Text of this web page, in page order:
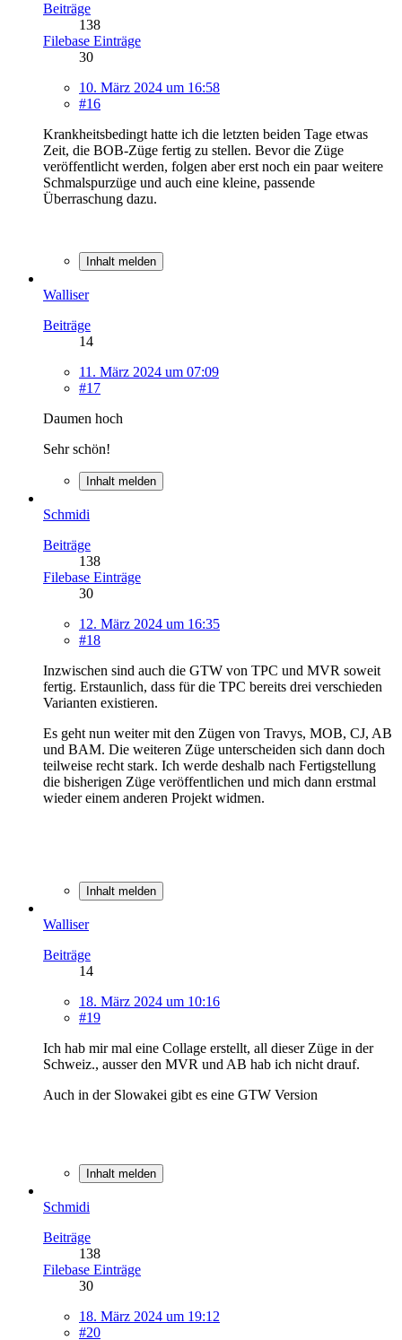
Beiträge
138
Filebase Einträge
30
10. März 2024 um 16:58
#16
Krankheitsbedingt hatte ich die letzten beiden Tage etwas
Zeit, die BOB-Züge fertig zu stellen. Bevor die Züge
veröffentlicht werden, folgen aber erst noch ein paar weitere
Schmalspurzüge und auch eine kleine, passende
Überraschung dazu.
Inhalt melden
Walliser
Beiträge
14
11. März 2024 um 07:09
#17
Daumen hoch
Sehr schön!
Inhalt melden
Schmidi
Beiträge
138
Filebase Einträge
30
12. März 2024 um 16:35
#18
Inzwischen sind auch die GTW von TPC und MVR soweit
fertig. Erstaunlich, dass für die TPC bereits drei verschieden
Varianten existieren.
Es geht nun weiter mit den Zügen von Travys, MOB, CJ, AB
und BAM. Die weiteren Züge unterscheiden sich dann doch
teilweise recht stark. Ich werde deshalb nach Fertigstellung
die bisherigen Züge veröffentlichen und mich dann erstmal
wieder einem anderen Projekt widmen.
Inhalt melden
Walliser
Beiträge
14
18. März 2024 um 10:16
#19
Ich hab mir mal eine Collage erstellt, all dieser Züge in der
Schweiz., ausser den MVR und AB hab ich nicht drauf.
Auch in der Slowakei gibt es eine GTW Version
Inhalt melden
Schmidi
Beiträge
138
Filebase Einträge
30
18. März 2024 um 19:12
#20